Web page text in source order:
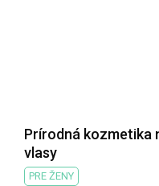
Prírodná kozmetika
vlasy
PRE ŽENY